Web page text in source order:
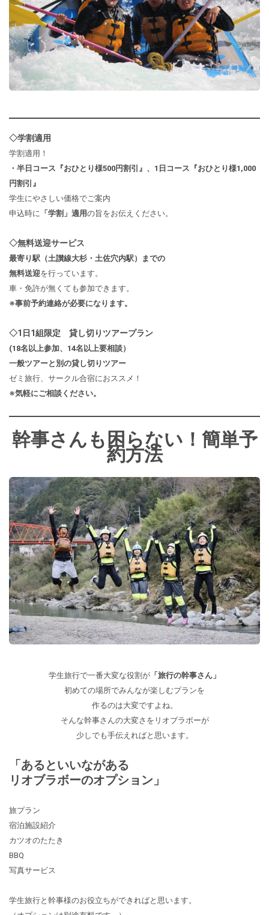
◇学割適用
学割適用！
・半日コース『おひとり様500円割引』、1日コース『おひとり様1,000
円割引』
学生にやさしい価格でご案内
申込時に 「学割」適用の旨をお伝えください。
◇無料送迎サービス
最寄り駅（土讃線大杉・土佐穴内駅）までの
無料送迎を行っています。
車・免許が無くても参加できます。
※事前予約連絡が必要になります。
◇1日1組限定 貸し切りツアープラン
(18名以上参加、14名以上要相談）
一般ツアーと別の貸し切りツアー
ゼミ旅行、サークル合宿におススメ！
※気軽にご相談ください。
幹事さんも困らない！簡単予
約方法
学生旅行で一番大変な役割が 「旅行の幹事さん」
初めての場所でみんなが楽しむプランを
作るのは大変ですよね。
そんな幹事さんの大変さをリオブラボーが
少しでも手伝えればと思います。
「あるといいながある
リオブラボーのオプション」
旅プラン
宿泊施設紹介
カツオのたたき
BBQ
写真サービス
学生旅行と幹事様のお役立ちができればと思います。